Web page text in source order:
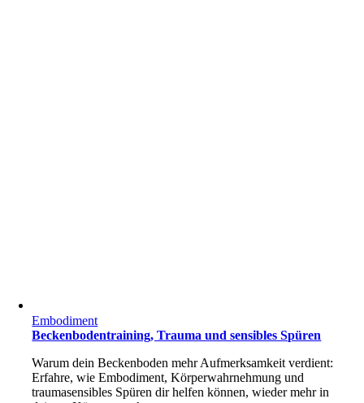
Embodiment
Beckenbodentraining, Trauma und sensibles Spüren
Warum dein Beckenboden mehr Aufmerksamkeit verdient:
Erfahre, wie Embodiment, Körperwahrnehmung und
traumasensibles Spüren dir helfen können, wieder mehr in